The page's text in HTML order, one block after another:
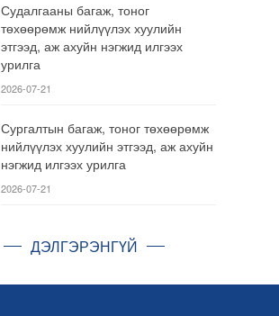
Судалгааны багаж, тоног
төхөөрөмж нийлүүлэх хуулийн
этгээд, аж ахуйн нэгжид илгээх
урилга
2026-07-21
Сургалтын багаж, тоног төхөөрөмж
нийлүүлэх хуулийн этгээд, аж ахуйн
нэгжид илгээх урилга
2026-07-21
ДЭЛГЭРЭНГҮЙ